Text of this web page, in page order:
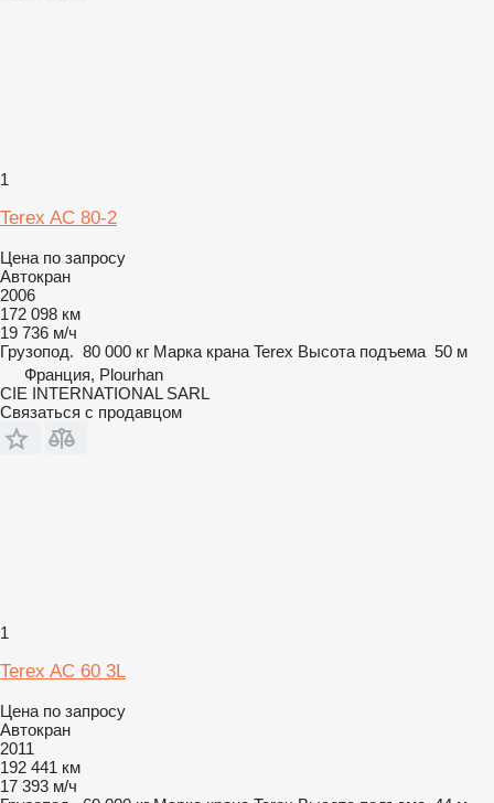
1
Terex AC 80-2
Цена по запросу
Автокран
2006
172 098 км
19 736 м/ч
Грузопод. 80 000 кг Марка крана Terex Высота подъема 50 м
Франция, Plourhan
CIE INTERNATIONAL SARL
Связаться с продавцом
1
Terex AC 60 3L
Цена по запросу
Автокран
2011
192 441 км
17 393 м/ч